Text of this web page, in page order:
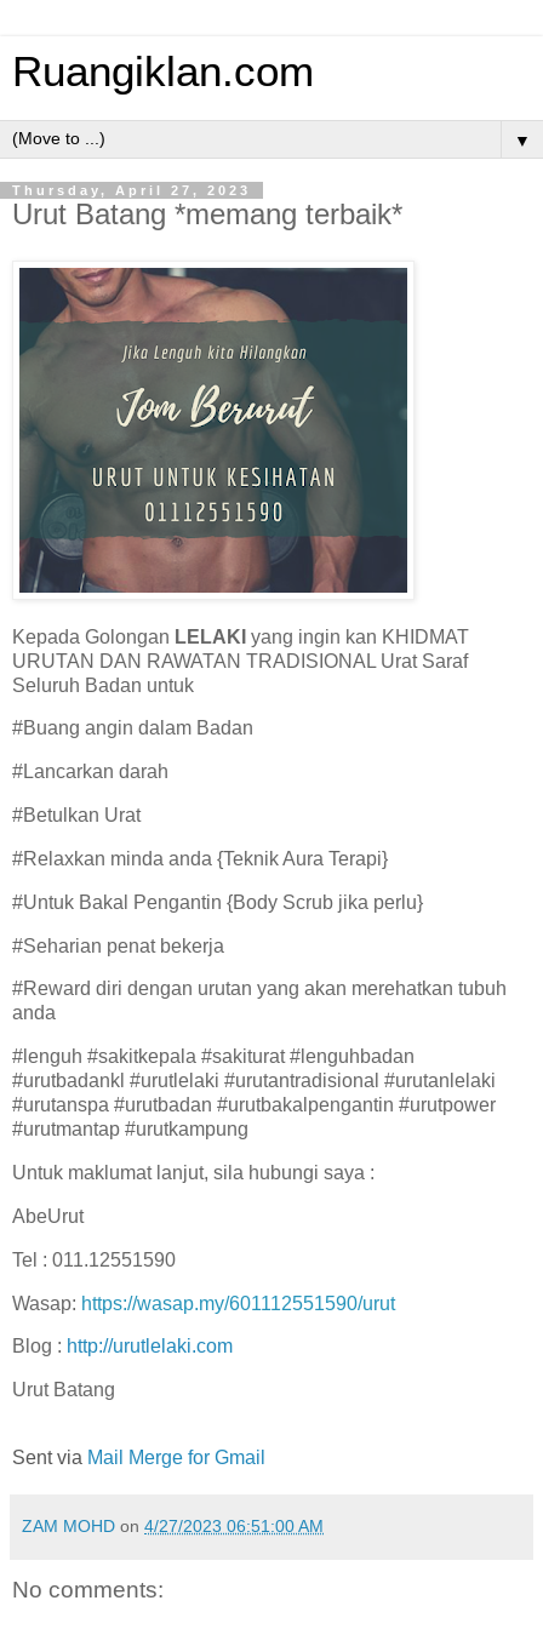
Ruangiklan.com
▼
Thursday, April 27, 2023
Urut Batang *memang terbaik*
Kepada Golongan LELAKI yang ingin kan KHIDMAT
URUTAN DAN RAWATAN TRADISIONAL Urat Saraf
Seluruh Badan untuk
#Buang angin dalam Badan
#Lancarkan darah
#Betulkan Urat
#Relaxkan minda anda {Teknik Aura Terapi}
#Untuk Bakal Pengantin {Body Scrub jika perlu}
#Seharian penat bekerja
#Reward diri dengan urutan yang akan merehatkan tubuh
anda
#lenguh #sakitkepala #sakiturat #lenguhbadan
#urutbadankl #urutlelaki #urutantradisional #urutanlelaki
#urutanspa #urutbadan #urutbakalpengantin #urutpower
#urutmantap #urutkampung
Untuk maklumat lanjut, sila hubungi saya :
AbeUrut
Tel : 011.12551590
Wasap: https://wasap.my/601112551590/urut
Blog : http://urutlelaki.com
Urut Batang
Sent via Mail Merge for Gmail
ZAM MOHD on 4/27/2023 06:51:00 AM
No comments: